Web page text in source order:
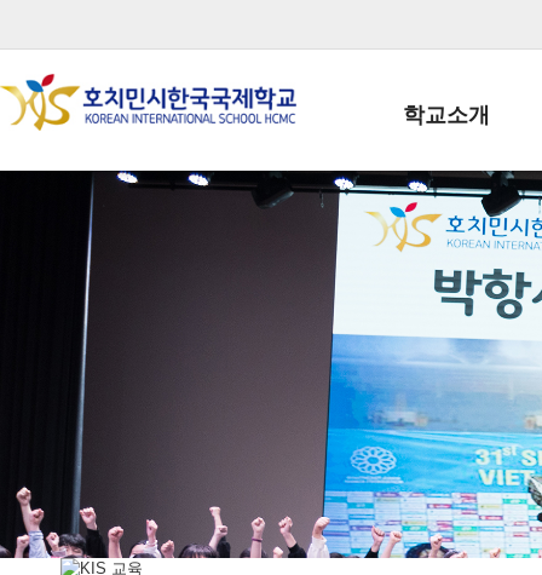
학교소개
학교장인사말
학생회장인사말
학교상징
학교 CI
교직원현황
학생현황
위치/전화
전경사진